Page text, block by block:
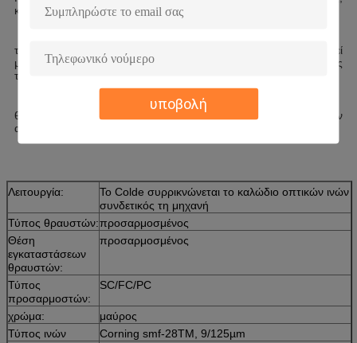
υποβολή
καμία δυσμενής ατέλεια, και όταν επιτόπια τέμνουσα επιφάνεια
το ελαστικό κατάλληλο, το να συνδέσει χάσμα πρέπει να ελεγχθεί
μέσα στην μικρό-κλίμακα, επίσης με τη βοήθεια του ταιριάσματος
του ρευστού, αυτό
θα είναι καλύτερος συνδετικός την απόδοση και θα μειώσει την
απώλεια συναρμογών.
Λειτουργία:
Το Colde συρρικνώνεται το καλώδιο οπτικών ινών
συνδετικός τη μηχανή
Τύπος θραυστών:προσαρμοσμένος
Θέση
εγκαταστάσεων
θραυστών:
προσαρμοσμένος
Τύπος
προσαρμοστών:
SC/FC/PC
χρώμα:
μαύρος
Τύπος ινών
Corning smf-28TM, 9/125µm